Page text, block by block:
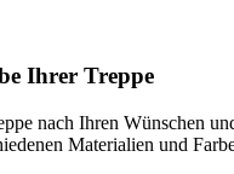
Ihrer Treppe
nach Ihren Wünschen
Materialien und